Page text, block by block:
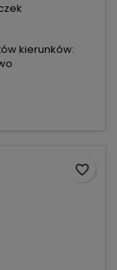
kierunków:
favorite_border